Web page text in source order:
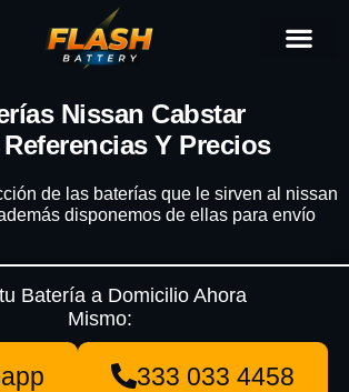
Nissan Cabstar
Referencias Y Precios
de las baterías que le sirven al nissan
disponemos de ellas para envío
Batería a Domicilio Ahora
Mismo:
333 033 4458